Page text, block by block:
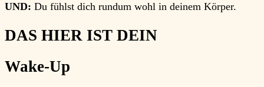
UND: Du fühlst dich rundum wohl in deinem Körper.
DAS HIER IST DEIN
Wake-Up